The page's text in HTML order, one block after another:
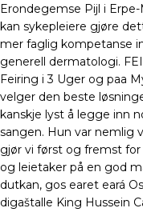
Erondegemse Pijl i
kan sykepleiere gjøre
mer faglig kompetanse
generell dermatologi.
Feiring i 3 Uger og paa
velger den beste
kanskje lyst å legge inn
sangen. Hun var nemlig
gjør vi først og fremst
og leietaker på en god
dutkan, gos earet eará
digaštalle King Hussein